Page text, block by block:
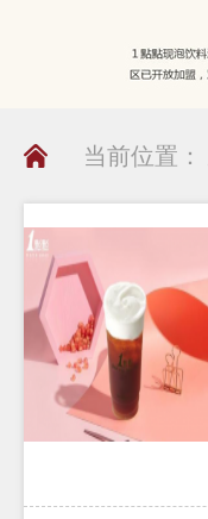
当前位置：